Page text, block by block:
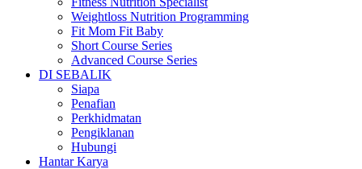
Weightloss Nutrition Programming
Fit Mom Fit Baby
Short Course Series
Advanced Course Series
DI SEBALIK
Siapa
Penafian
Perkhidmatan
Pengiklanan
Hubungi
Hantar Karya